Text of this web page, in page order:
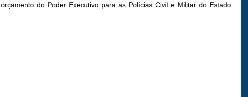
do Poder Executivo para as Polícias Civil e Militar do Estado